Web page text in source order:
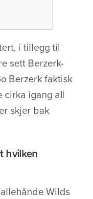
i tillegg til
sett Berzerk-
Berzerk faktisk
cirka igang all
skjer bak
hvilken
Wilds